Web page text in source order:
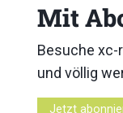
Mit
Besuche xc-
und völlig
Jetzt